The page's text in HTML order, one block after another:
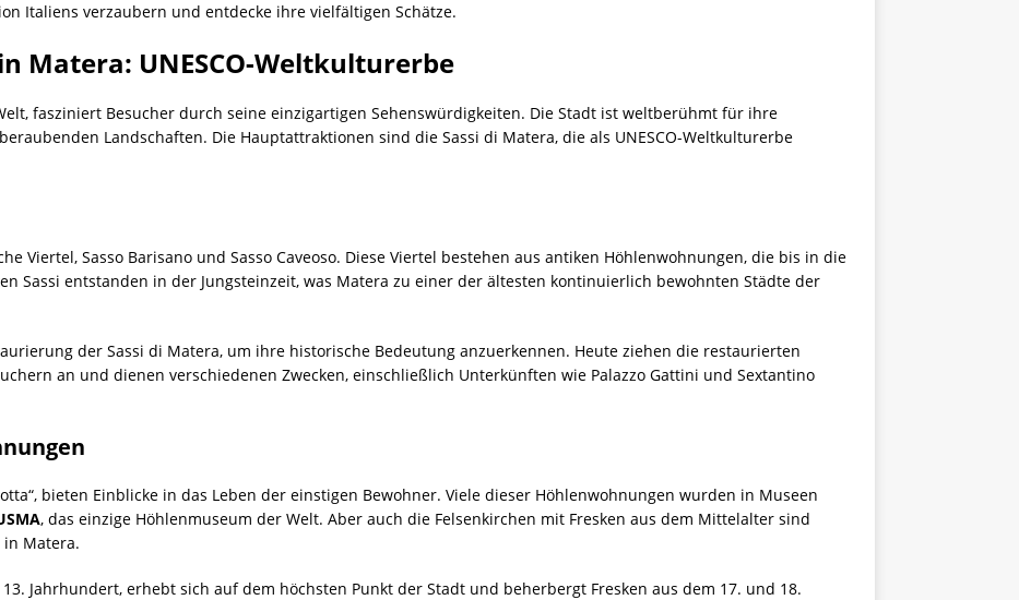
Italiens verzaubern und entdecke ihre vielfältigen Schätze.
Matera: UNESCO-Weltkulturerbe
fasziniert Besucher durch seine einzigartigen Sehenswürdigkeiten. Die Stadt ist weltberühmt für ihre
Landschaften. Die Hauptattraktionen sind die Sassi di Matera, die als UNESCO-Weltkulturerbe
Viertel, Sasso Barisano und Sasso Caveoso. Diese Viertel bestehen aus antiken Höhlenwohnungen, die bis in die
Sassi entstanden in der Jungsteinzeit, was Matera zu einer der ältesten kontinuierlich bewohnten Städte der
der Sassi di Matera, um ihre historische Bedeutung anzuerkennen. Heute ziehen die restaurierten
an und dienen verschiedenen Zwecken, einschließlich Unterkünften wie Palazzo Gattini und Sextantino
bieten Einblicke in das Leben der einstigen Bewohner. Viele dieser Höhlenwohnungen wurden in Museen
, das einzige Höhlenmuseum der Welt. Aber auch die Felsenkirchen mit Fresken aus dem Mittelalter sind
Matera.
Jahrhundert, erhebt sich auf dem höchsten Punkt der Stadt und beherbergt Fresken aus dem 17. und 18.